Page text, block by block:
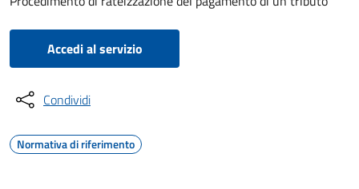
Accedi al servizio
Condividi
Normativa di riferimento